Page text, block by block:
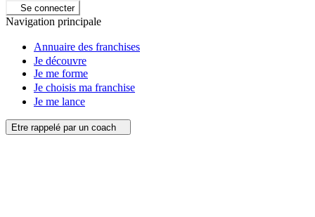
Se connecter
Navigation principale
Annuaire des franchises
Je découvre
Je me forme
Je choisis ma franchise
Je me lance
Etre rappelé par un coach